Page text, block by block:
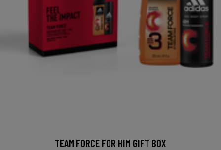
TEAM FORCE FOR HIM GIFT BOX